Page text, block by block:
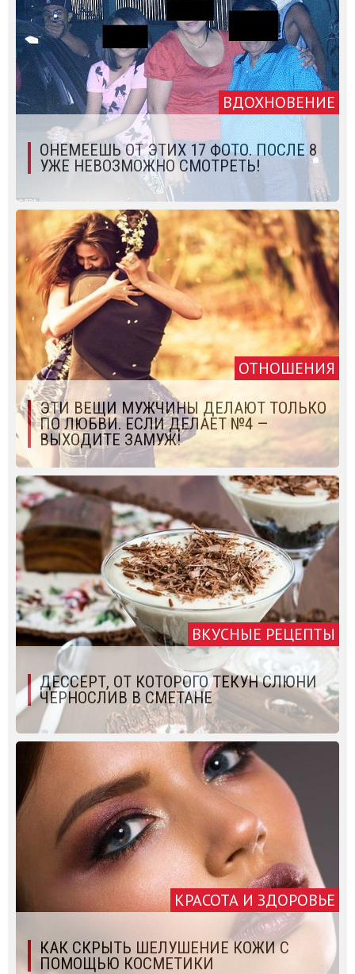
ВДОХНОВЕНИЕ
ОНЕМЕЕШЬ ОТ ЭТИХ 17 ФОТО. ПОСЛЕ 8
УЖЕ НЕВОЗМОЖНО СМОТРЕТЬ!
ОТНОШЕНИЯ
ЭТИ ВЕЩИ МУЖЧИНЫ ДЕЛАЮТ ТОЛЬКО
ПО ЛЮБВИ. ЕСЛИ ДЕЛАЕТ №4 —
ВЫХОДИТЕ ЗАМУЖ!
ВКУСНЫЕ РЕЦЕПТЫ
ДЕССЕРТ, ОТ КОТОРОГО ТЕКУН СЛЮНИ
ЧЕРНОСЛИВ В СМЕТАНЕ
КРАСОТА И ЗДОРОВЬЕ
КАК СКРЫТЬ ШЕЛУШЕНИЕ КОЖИ С
ПОМОЩЬЮ КОСМЕТИКИ